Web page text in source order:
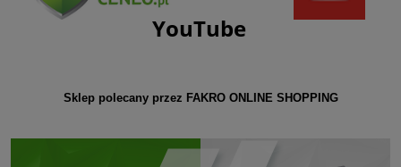
YouTube
Sklep polecany przez FAKRO ONLINE SHOPPING